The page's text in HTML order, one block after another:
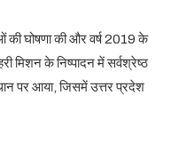
की घोषणा की और वर्ष 2019 के
मिशन के निष्पादन में सर्वश्रेष्ठ
पर आया, जिसमें उत्तर प्रदेश